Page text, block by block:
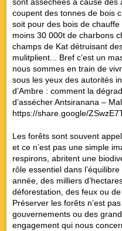
coupent des tonnes de bois
soit pour des bois de
moins 30 000t de charbons
champs de Kat détruisant
mulitplient... Bref c’est un
nous sommes en train de
sous les yeux des autorités
d’Ambre : comment la
d’assécher Antsiranana –
https://share.google/
Les forêts sont souvent
et ce n’est pas une simple
respirons, abritent une
rôle essentiel dans
année, des milliers
déforestation, des feux ou de
Préserver les forêts n’est
gouvernements ou des
engagement qui nous